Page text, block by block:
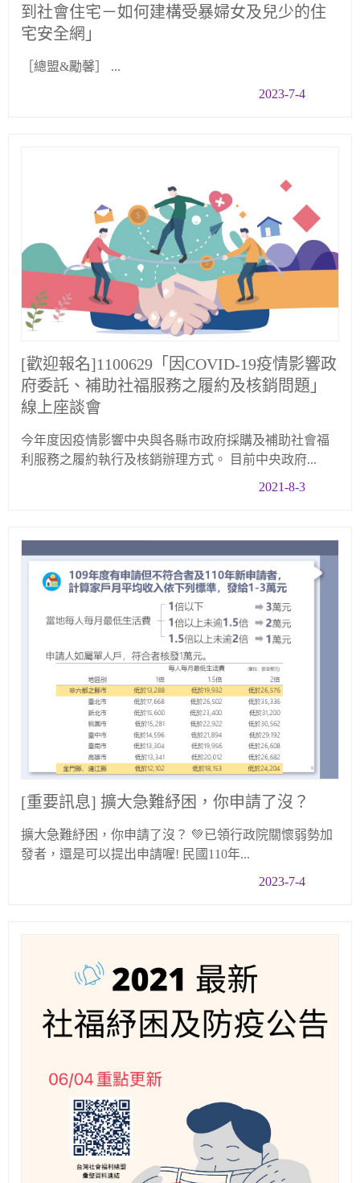
到社會住宅－如何建構受暴婦女及兒少的住
宅安全網」
［總盟&勵馨］‍‍‍‍‍‍ ...
2023-7-4
[歡迎報名]1100629「因COVID-19疫情影響政
府委託、補助社福服務之履約及核銷問題」
線上座談會
今年度因疫情影響中央與各縣市政府採購及補助社會福
利服務之履約執行及核銷辦理方式。 目前中央政府...
2021-8-3
[重要訊息] 擴大急難紓困，你申請了沒？
擴大急難紓困，你申請了沒？ 💚已領行政院關懷弱勢加
發者，還是可以提出申請喔! 民國110年...
2023-7-4